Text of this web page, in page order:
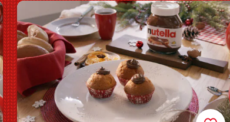
Muffinok Nutella®-val